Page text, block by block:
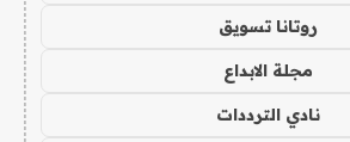
روتانا تسويق
مجلة الابداع
نادي الترددات